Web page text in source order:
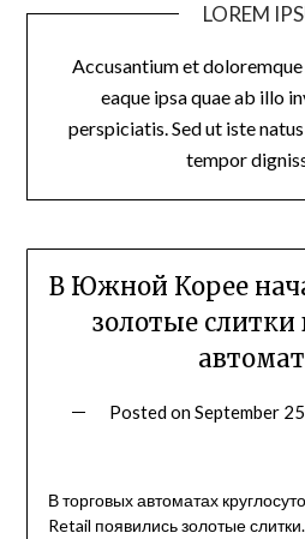
LOREM
Accusantium et
eaque ipsa quae ab illo
perspiciatis. Sed ut iste
tempor
В Южной Корее
золотые слитки
Posted onSeptember
В торговых автоматах
Retail появились золотые